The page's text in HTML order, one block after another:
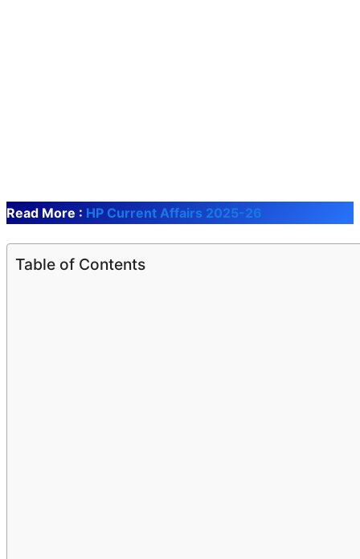
Read More : HP Current Affairs 2025-26
Table of Contents